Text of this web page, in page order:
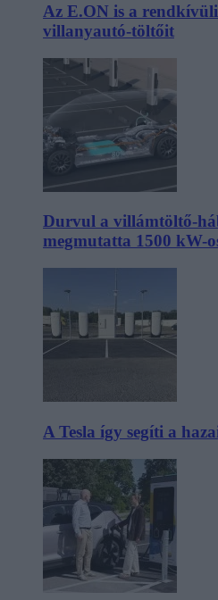
Az E.ON is a
villanyautó-töltőit
Durvul a villámtöltő-
megmutatta 1500 kW-
A Tesla így segíti a